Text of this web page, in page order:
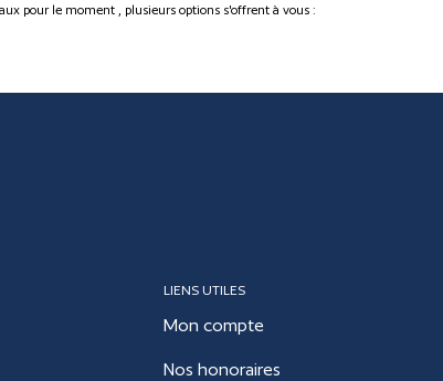
pour le moment , plusieurs options s'offrent à vous :
LIENS UTILES
Mon compte
Nos honoraires